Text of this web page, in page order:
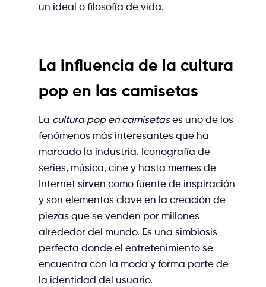
un ideal o filosofía de vida.
La influencia de la cultura
pop en las camisetas
La cultura pop en camisetases uno de los
fenómenos más interesantes que ha
marcado la industria. Iconografía de
series, música, cine y hasta memes de
Internet sirven como fuente de inspiración
y son elementos clave en la creación de
piezas que se venden por millones
alrededor del mundo. Es una simbiosis
perfecta donde el entretenimiento se
encuentra con la moda y forma parte de
la identidad del usuario.